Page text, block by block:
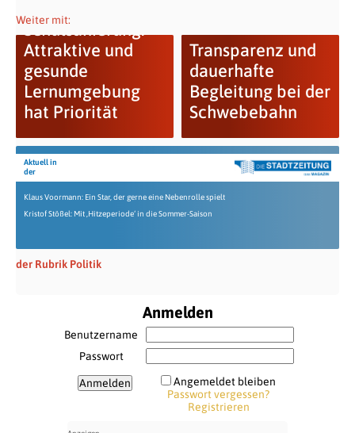
Weiter mit:
Schulsanierung:
Attraktive und
gesunde
Lernumgebung
hat Priorität
Transparenz und
dauerhafte
Begleitung bei der
Schwebebahn
Aktuell in
der
Klaus Voormann: Ein Star, der gerne eine Nebenrolle spielt
Kristof Stößel: Mit ‚Hitzeperiode‘ in die Sommer-Saison
der Rubrik Politik
Anmelden
Benutzername
Passwort
Angemeldet bleiben
Passwort vergessen?
Registrieren